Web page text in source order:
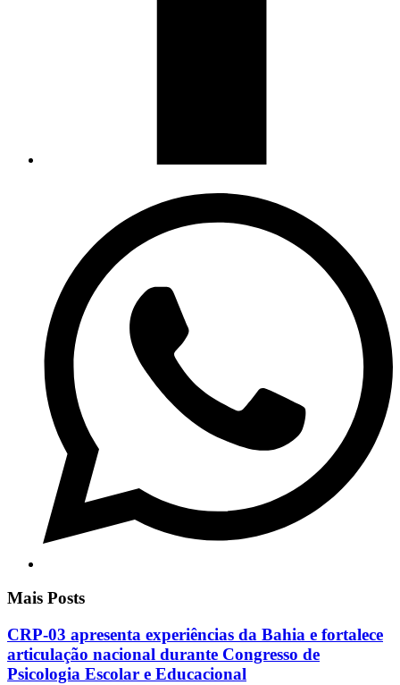
Mais Posts
CRP-03 apresenta experiências da Bahia e fortalece
articulação nacional durante Congresso de
Psicologia Escolar e Educacional